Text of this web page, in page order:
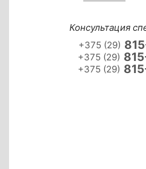
Консультация
+375 (29)
+375 (29)
+375 (29)